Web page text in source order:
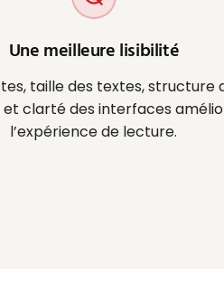
Une meilleure lisibilité
taille des textes, structure
et clarté des interfaces
l’expérience de lecture.